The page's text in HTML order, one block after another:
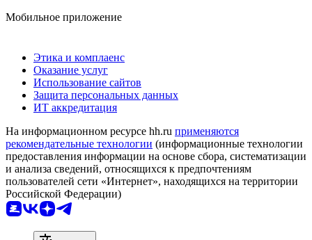
Мобильное приложение
Этика и комплаенс
Оказание услуг
Использование сайтов
Защита персональных данных
ИТ аккредитация
На информационном ресурсе hh.ru применяются
рекомендательные технологии (информационные технологии
предоставления информации на основе сбора, систематизации
и анализа сведений, относящихся к предпочтениям
пользователей сети «Интернет», находящихся на территории
Российской Федерации)